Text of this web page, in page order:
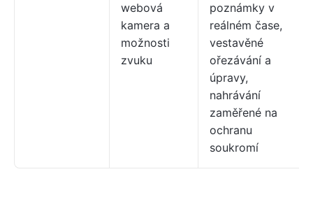
webová
kamera a
možnosti
zvuku
poznámky v
reálném čase,
vestavěné
ořezávání a
úpravy,
nahrávání
zaměřené na
ochranu
soukromí